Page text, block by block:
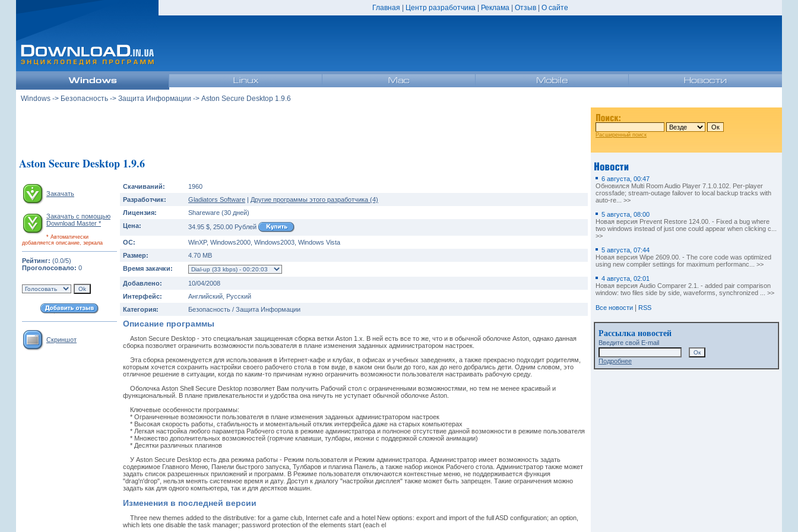
Главная Центр разработчика| Реклама| Отзыв| О сайте
Windows -> Безопасность -> Защита Информации -> Aston Secure Desktop 1.9.6
Расширенный поиск
Aston Secure Desktop 1.9.6
Закачать
Закачать с помощью
Download Master *
* Автоматически
добавляется описание, зеркала
Рейтинг: (0.0/5)
Проголосовало: 0
Скриншот
Скачиваний:
1960
Разработчик:
Gladiators Software | Другие программы этого разработчика (4)
Лицензия:
Shareware (30 дней)
Цена:
34.95 $, 250.00 Рублей
ОС:
WinXP, Windows2000, Windows2003, Windows Vista
Размер:
4.70 MB
Время закачки:
Добавлено:
10/04/2008
Интерфейс:
Английский, Русский
Категория:
Безопасность / Защита Информации
Описание программы
Aston Secure Desktop - это специальная защищенная сборка ветки Aston 1.x. В ней есть все то же, что и в обычной оболочке Aston, однако данная
сборка позволяет ограничить возможности пользователя в плане изменения заданных администратором настроек.
Эта сборка рекомендуется для использования в Интернет-кафе и клубах, в офисах и учебных заведениях, а также прекрасно подходит родителям,
которым хочется сохранить настройки своего рабочего стола в том виде, в каком они были до того, как до него добрались дети. Одним словом, это
отличное решение в ситуации, когда по каким-то причинам нужно ограничить возможности пользователя настраивать рабочую среду.
Оболочка Aston Shell Secure Desktop позволяет Вам получить Рабочий стол с ограниченными возможностями, но тем не менее красивый и
функциональный. В плане привлекательности и удобства она ничуть не уступает обычной оболочке Aston.
Ключевые особенности программы:
* Ограниченные возможности пользователя в плане изменения заданных администратором настроек
* Высокая скорость работы, стабильность и моментальный отклик интерфейса даже на старых компьютерах
* Легкая настройка любого параметра Рабочего стола в режиме администратора и полноное отсутствие данной возможности в режиме пользователя
* Множество дополнительных возможностей (горячие клавиши, тулбары, иконки с поддержкой сложной анимации)
* Десятки различных плагинов
У Aston Secure Desktop есть два режима работы - Режим пользователя и Режим администратора. Администратор имеет возможность задать
содержимое Главного Меню, Панели быстрого запуска, Тулбаров и плагина Панель, а также набор иконок Рабочего стола. Администратор также может
задать список разрешенных приложений и программ. В Режиме пользователя отключаются контекстные меню, не поддерживается функция
"drag'n'drop", нельзя менять системное время и дату. Доступ к диалогу "настройки дисплея" также может быть запрещен. Такие ограничения можно
задать как для одного компьютера, так и для десятков машин.
Изменения в последней версии
Three new themes added to the distributive: for a game club, Internet cafe and a hotel New options: export and import of the full ASD configuration; an option,
which lets one disable the task manager; password protection of the elements start (each el
6 августа, 00:47
Обновился Multi Room Audio Player 7.1.0.102. Per-player
crossfade; stream-outage failover to local backup tracks with
auto-re... >>
5 августа, 08:00
Новая версия Prevent Restore 124.00. - Fixed a bug where
two windows instead of just one could appear when clicking c...
>>
5 августа, 07:44
Новая версия Wipe 2609.00. - The core code was optimized
using new compiler settings for maximum performanc... >>
4 августа, 02:01
Новая версия Audio Comparer 2.1. - added pair comparison
window: two files side by side, waveforms, synchronized ... >>
Все новости RSS
Рассылка новостей
Введите свой E-mail
Подробнее